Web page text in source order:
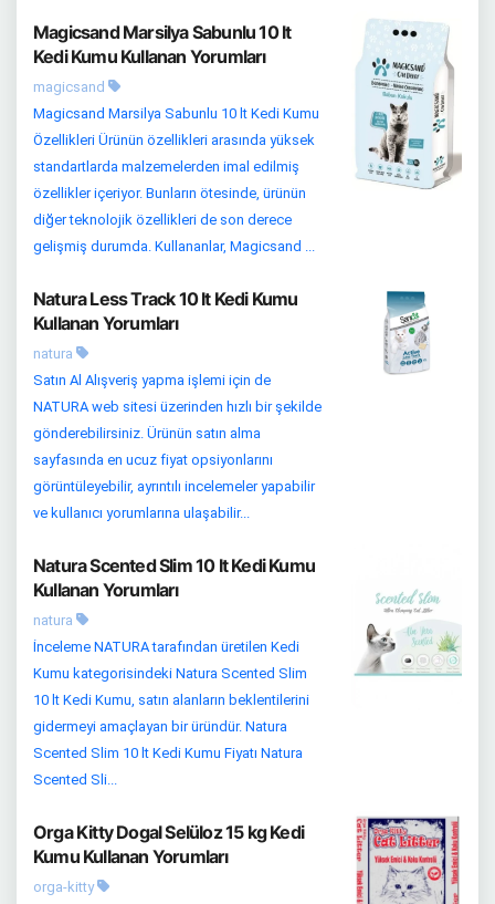
Magicsand Marsilya Sabunlu 10 lt
Kedi Kumu Kullanan Yorumları
magicsand
Magicsand Marsilya Sabunlu 10 lt Kedi Kumu
Özellikleri Ürünün özellikleri arasında yüksek
standartlarda malzemelerden imal edilmiş
özellikler içeriyor. Bunların ötesinde, ürünün
diğer teknolojik özellikleri de son derece
gelişmiş durumda. Kullananlar, Magicsand ...
Natura Less Track 10 lt Kedi Kumu
Kullanan Yorumları
natura
Satın Al Alışveriş yapma işlemi için de
NATURA web sitesi üzerinden hızlı bir şekilde
gönderebilirsiniz. Ürünün satın alma
sayfasında en ucuz fiyat opsiyonlarını
görüntüleyebilir, ayrıntılı incelemeler yapabilir
ve kullanıcı yorumlarına ulaşabilir...
Natura Scented Slim 10 lt Kedi Kumu
Kullanan Yorumları
natura
İnceleme NATURA tarafından üretilen Kedi
Kumu kategorisindeki Natura Scented Slim
10 lt Kedi Kumu, satın alanların beklentilerini
gidermeyi amaçlayan bir üründür. Natura
Scented Slim 10 lt Kedi Kumu Fiyatı Natura
Scented Sli...
Orga Kitty Dogal Selüloz 15 kg Kedi
Kumu Kullanan Yorumları
orga-kitty